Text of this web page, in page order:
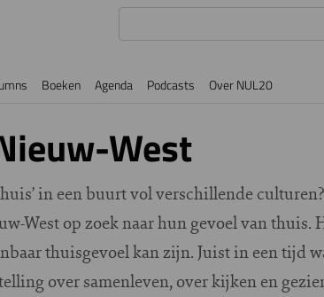
Boeken Agenda Podcasts Over NUL20
West
in een buurt vol verschillende
West op zoek naar hun gevoel van thuis.
thuisgevoel kan zijn. Juist in een tijd
over samenleven, over kijken en